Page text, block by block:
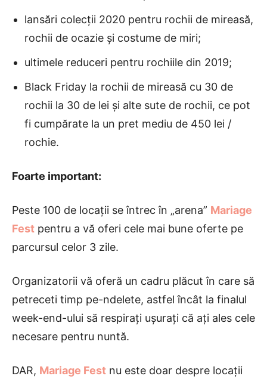
lansări colecții 2020 pentru rochii de mireasă,
rochii de ocazie și costume de miri;
ultimele reduceri pentru rochiile din 2019;
Black Friday la rochii de mireasă cu 30 de
rochii la 30 de lei și alte sute de rochii, ce pot
fi cumpărate la un pret mediu de 450 lei /
rochie.
Foarte important:
Peste 100 de locații se întrec în „arena” Mariage
Fest pentru a vă oferi cele mai bune oferte pe
parcursul celor 3 zile.
Organizatorii vă oferă un cadru plăcut în care să
petreceti timp pe-ndelete, astfel încât la finalul
week-end-ului să respirați ușurați că ați ales cele
necesare pentru nuntă.
DAR, Mariage Fest nu este doar despre locații